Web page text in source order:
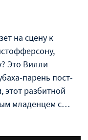
на сцену к
Это Вилли
парень пост-
этот разбитной
младенцем с…